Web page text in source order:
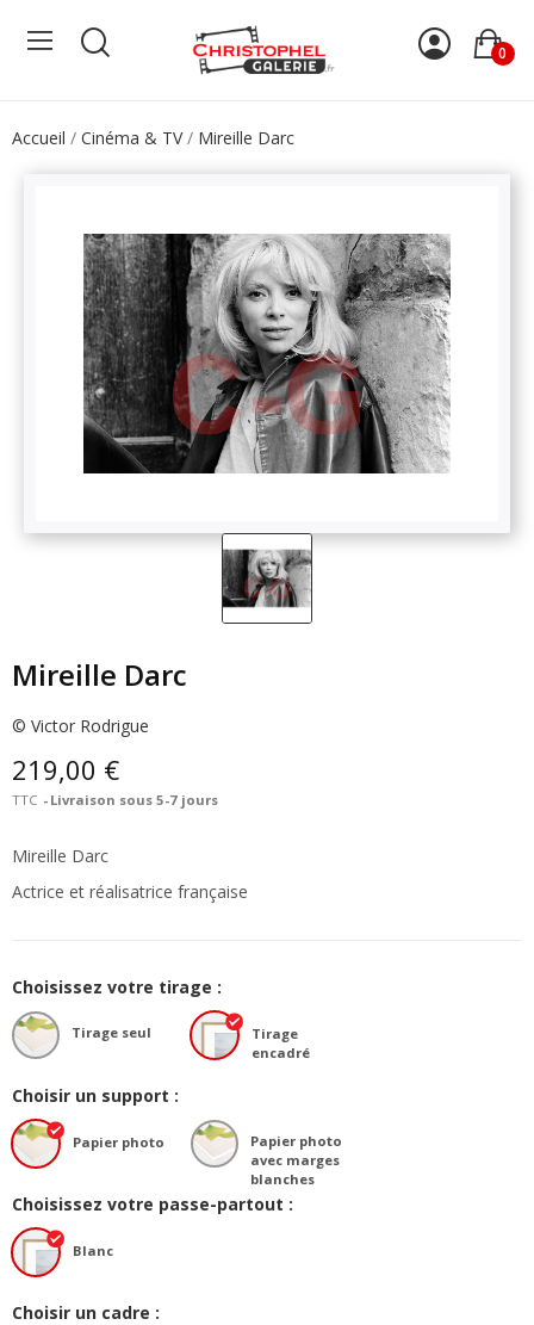
0
Accueil Cinéma & TV Mireille Darc
Mireille Darc
© Victor Rodrigue
219,00 €
TTC Livraison sous 5-7 jours
Mireille Darc
Actrice et réalisatrice française
Choisissez votre tirage :
Tirage seul
Tirage
encadré
Choisir un support :
Papier photo
Papier photo
avec marges
blanches
Choisissez votre passe-partout :
Blanc
Choisir un cadre :